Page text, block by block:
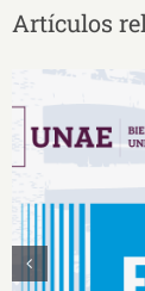
Artículos